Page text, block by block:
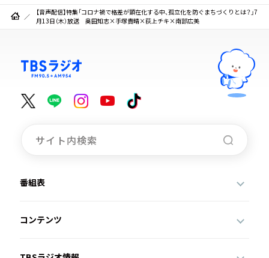
【音声配信】特集「コロナ禍で格差が顕在化する中、孤立化を防ぐまちづくりとは？」7
月13日（木）放送 奥田知志×手塚貴晴×荻上チキ×南部広美
番組表
コンテンツ